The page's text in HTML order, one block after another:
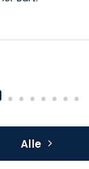
Alle